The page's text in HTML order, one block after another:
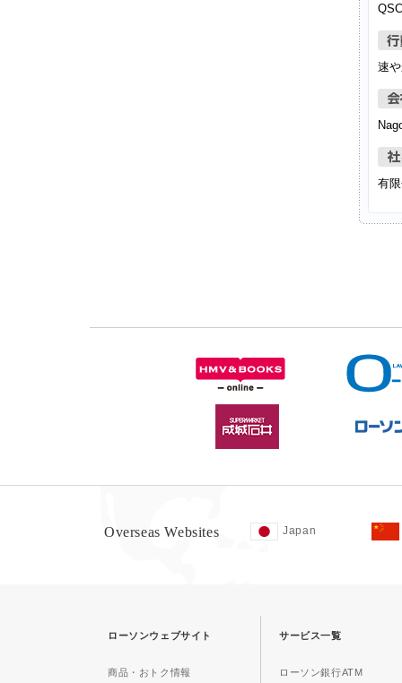
速
有
Overseas Websites Japan
ローソンウェブサイト
商品・おトク情報
サービス一覧
ローソン銀行ATM